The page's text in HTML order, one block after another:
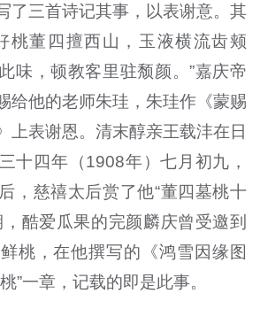
了三首诗记其事，以表谢意。其
桃董四擅西山，玉液横流齿颊
味，顿教客里驻颓颜。”嘉庆帝
给他的老师朱珪，朱珪作《蒙赐
上表谢恩。清末醇亲王载沣在日
十四年（1908年）七月初九，
，慈禧太后赏了他“董四墓桃十
酷爱瓜果的完颜麟庆曾受邀到
桃，在他撰写的《鸿雪因缘图
”一章，记载的即是此事。